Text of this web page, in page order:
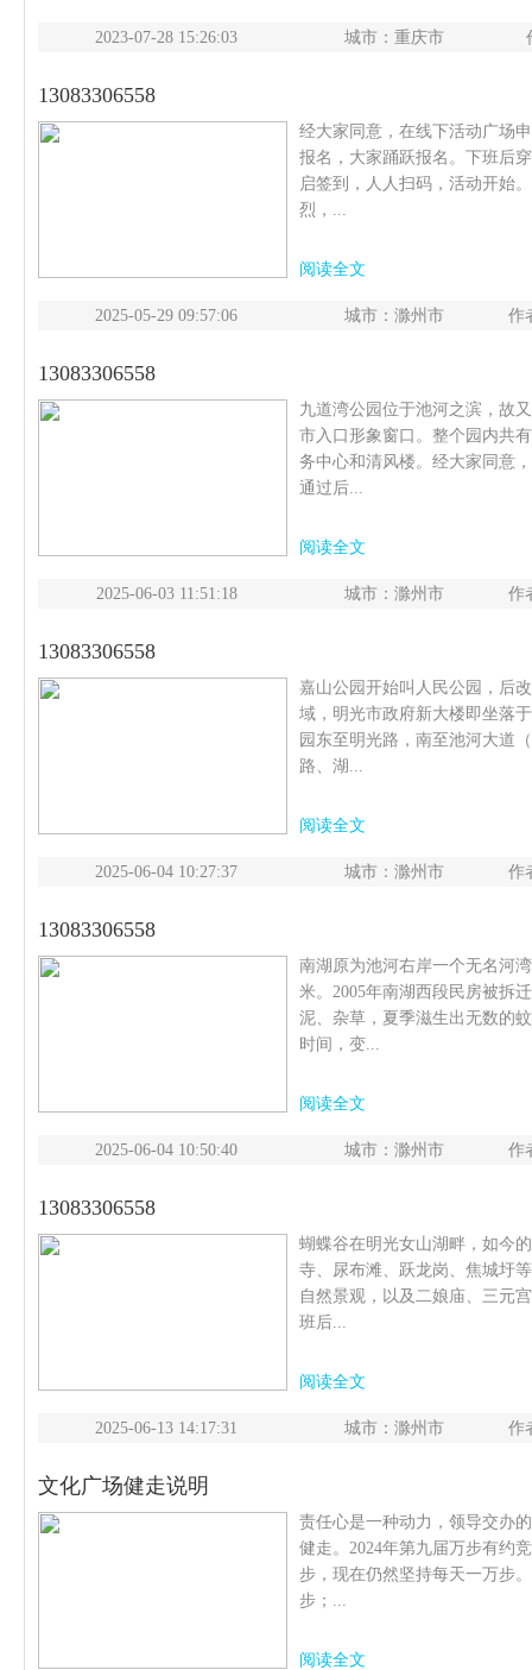
2023-07-28 15:26:03 城市：重庆市
13083306558
经大家同意，在线下活动广场
报名，大家踊跃报名。下班后
启签到，人人扫码，活动开始
烈，...
阅读全文
2025-05-29 09:57:06 城市：滁州市 作
13083306558
九道湾公园位于池河之滨，故
市入口形象窗口。整个园内共
务中心和清风楼。经大家同意
通过后...
阅读全文
2025-06-03 11:51:18 城市：滁州市 作
13083306558
嘉山公园开始叫人民公园，后
域，明光市政府新大楼即坐落
园东至明光路，南至池河大道
路、湖...
阅读全文
2025-06-04 10:27:37 城市：滁州市 作
13083306558
南湖原为池河右岸一个无名河
米。2005年南湖西段民房被拆
泥、杂草，夏季滋生出无数的
时间，变...
阅读全文
2025-06-04 10:50:40 城市：滁州市 作
13083306558
蝴蝶谷在明光女山湖畔，如今
寺、尿布滩、跃龙岗、焦城圩
自然景观，以及二娘庙、三元
班后...
阅读全文
2025-06-13 14:17:31 城市：滁州市 作
文化广场健走说明
责任心是一种动力，领导交办
健走。2024年第九届万步有约
步，现在仍然坚持每天一万步
步；...
阅读全文